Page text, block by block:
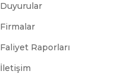
Duyurular
Firmalar
Faliyet Raporları
İletişim
TÜİK